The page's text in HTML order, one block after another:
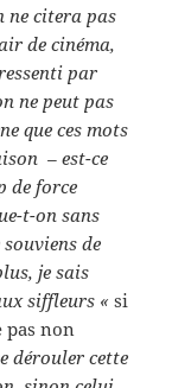
ne citera pas
de cinéma,
par
ne peut pas
que ces mots
– est-ce
de force
t-on sans
de
je sais
siffleurs «si
pas non
dérouler cette